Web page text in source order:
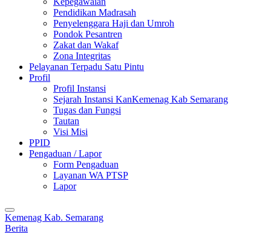
Pendidikan Madrasah
Penyelenggara Haji dan Umroh
Pondok Pesantren
Zakat dan Wakaf
Zona Integritas
Pelayanan Terpadu Satu Pintu
Profil
Profil Instansi
Sejarah Instansi KanKemenag Kab Semarang
Tugas dan Fungsi
Tautan
Visi Misi
PPID
Pengaduan / Lapor
Form Pengaduan
Layanan WA PTSP
Lapor
Kemenag Kab. Semarang
Berita